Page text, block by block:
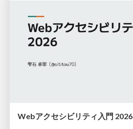
Webアクセシビリティ入門 2026